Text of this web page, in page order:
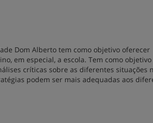
Dom Alberto tem como objetivo oferecer
em especial, a escola. Tem como objetivo
críticas sobre as diferentes situações
podem ser mais adequadas aos